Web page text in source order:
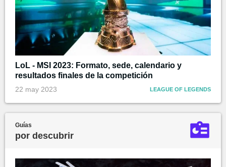
LoL - MSI 2023: Formato, sede, calendario y
resultados finales de la competición
22 may 2023 LEAGUE OF LEGENDS
Guías
por descubrir